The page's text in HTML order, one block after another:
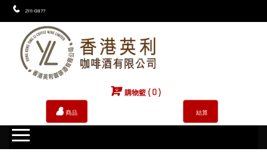
2111-0877
購物籃 ( 0 )
商品 結算